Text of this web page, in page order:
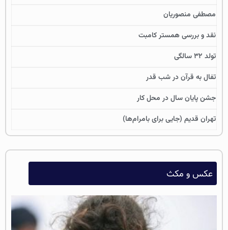
مصطفی منصوریان
نقد و بررسی همستر کامبت
تولد ۳۲ سالگی
تفال به قرآن در شب قدر
جشن پایان سال در محل کار
تهران قدیم (جایی برای بامرام‌ها)
عکس و مکث